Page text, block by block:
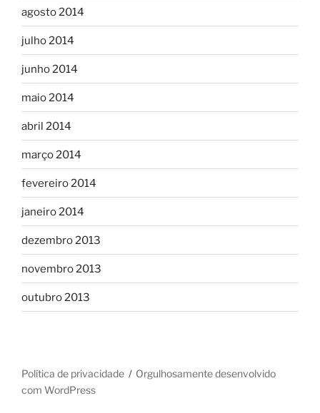
agosto 2014
julho 2014
junho 2014
maio 2014
abril 2014
março 2014
fevereiro 2014
janeiro 2014
dezembro 2013
novembro 2013
outubro 2013
Política de privacidade
Orgulhosamente desenvolvido
com WordPress